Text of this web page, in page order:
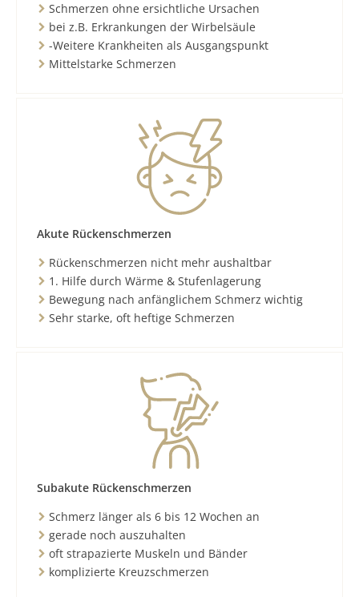
Schmerzen ohne ersichtliche Ursachen
bei z.B. Erkrankungen der Wirbelsäule
-Weitere Krankheiten als Ausgangspunkt
Mittelstarke Schmerzen
Akute Rückenschmerzen
Rückenschmerzen nicht mehr aushaltbar
1. Hilfe durch Wärme & Stufenlagerung
Bewegung nach anfänglichem Schmerz wichtig
Sehr starke, oft heftige Schmerzen
Subakute Rückenschmerzen
Schmerz länger als 6 bis 12 Wochen an
gerade noch auszuhalten
oft strapazierte Muskeln und Bänder
komplizierte Kreuzschmerzen